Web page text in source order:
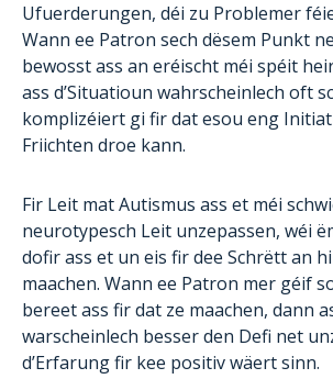
Ufuerderungen, déi zu Problemer
Wann ee Patron sech dësem Punkt
bewosst ass an eréischt méi spéit
ass d’Situatioun wahrscheinlech oft
komplizéiert gi fir dat esou eng
Friichten droe kann.
Fir Leit mat Autismus ass et méi
neurotypesch Leit unzepassen, wéi
dofir ass et un eis fir dee Schrëtt an
maachen. Wann ee Patron mer géif
bereet ass fir dat ze maachen, dann
warscheinlech besser den Defi net
d’Erfarung fir kee positiv wäert sinn.